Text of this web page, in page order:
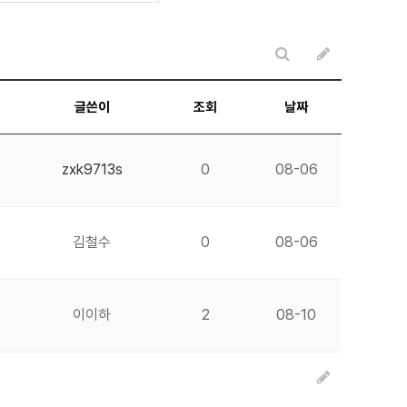
글쓴이 조회 날짜
zxk9713s 0 08-06
김철수 0 08-06
이이하 2 08-10